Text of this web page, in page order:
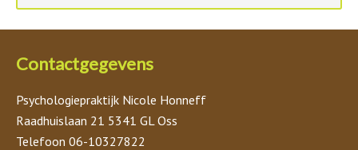
Contactgegevens
Psychologiepraktijk Nicole Honneff
Raadhuislaan 21 5341 GL Oss
Telefoon 06-10327822